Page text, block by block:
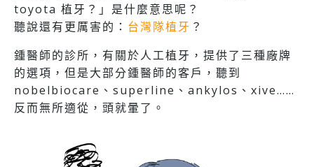
toyota 植牙？」是什麼意思呢？
聽說還有更厲害的： 台灣隊植牙 ？
鍾醫師的診所，有關於人工植牙，提供了三種廠牌
的選項，但是大部分鍾醫師的客戶，聽到
nobelbiocare、superline、ankylos、xive……
反而無所適從，頭就暈了。